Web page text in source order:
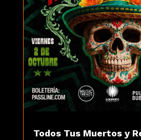
Todos Tus Muertos y